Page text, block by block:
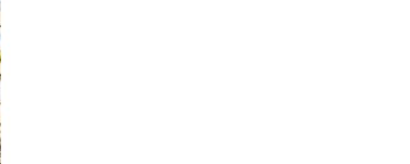
deslizando la pantalla.